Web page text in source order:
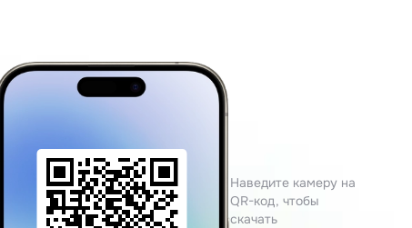
Наведите камеру на
QR-код, чтобы
скачать